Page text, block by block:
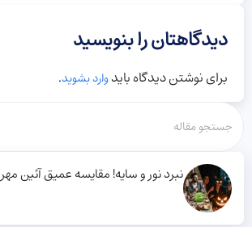
دیدگاهتان را بنویسید
برای نوشتن دیدگاه بایدوارد بشوید.
نبرد نور و سایه! مقایسه عمیق آئین